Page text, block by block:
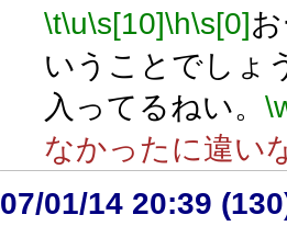
\t\u\s[10]\h\s[0]
いうことでしょ
入ってるねい。
なかったに違い
07/01/14 20:39